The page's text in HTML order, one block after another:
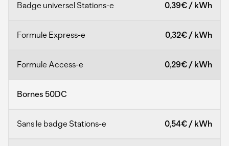
0,39€ / kWh
0,32€ / kWh
0,29€ / kWh
Bornes 50DC
0,54€ / kWh